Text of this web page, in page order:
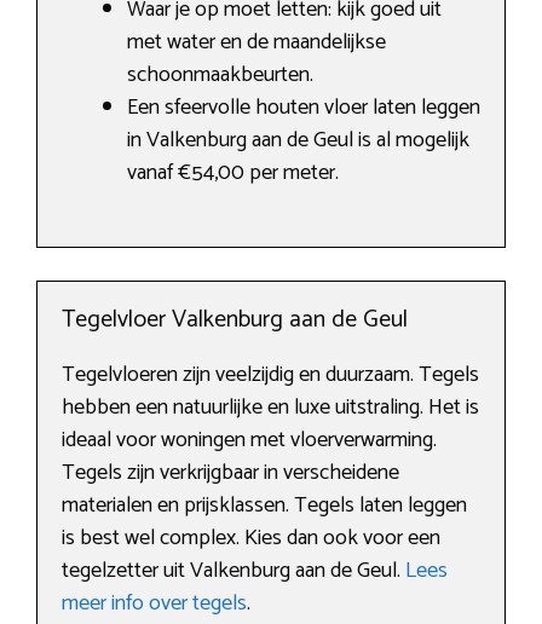
Waar je op moet letten: kijk goed uit
met water en de maandelijkse
schoonmaakbeurten.
Een sfeervolle houten vloer laten leggen
in Valkenburg aan de Geul is al mogelijk
vanaf €54,00 per meter.
Tegelvloer Valkenburg aan de Geul
Tegelvloeren zijn veelzijdig en duurzaam. Tegels
hebben een natuurlijke en luxe uitstraling. Het is
ideaal voor woningen met vloerverwarming.
Tegels zijn verkrijgbaar in verscheidene
materialen en prijsklassen. Tegels laten leggen
is best wel complex. Kies dan ook voor een
tegelzetter uit Valkenburg aan de Geul. Lees
meer info over tegels.